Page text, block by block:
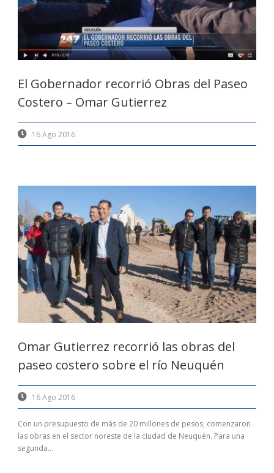
El Gobernador recorrió Obras del Paseo
Costero – Omar Gutierrez
16 Ago 2016
Omar Gutierrez recorrió las obras del
paseo costero sobre el río Neuquén
16 Ago 2016
Con un presupuesto de más de 20 millones de pesos, comenzaron
las obras en el sector noreste de la ciudad de Neuquén. Para una
segunda...